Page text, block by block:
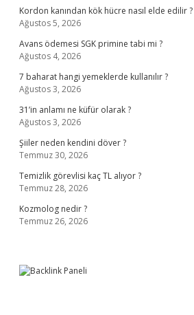
Kordon kanından kök hücre nasıl elde edilir ?
Ağustos 5, 2026
Avans ödemesi SGK primine tabi mi ?
Ağustos 4, 2026
7 baharat hangi yemeklerde kullanılır ?
Ağustos 3, 2026
31’in anlamı ne küfür olarak ?
Ağustos 3, 2026
Şiiler neden kendini döver ?
Temmuz 30, 2026
Temizlik görevlisi kaç TL alıyor ?
Temmuz 28, 2026
Kozmolog nedir ?
Temmuz 26, 2026